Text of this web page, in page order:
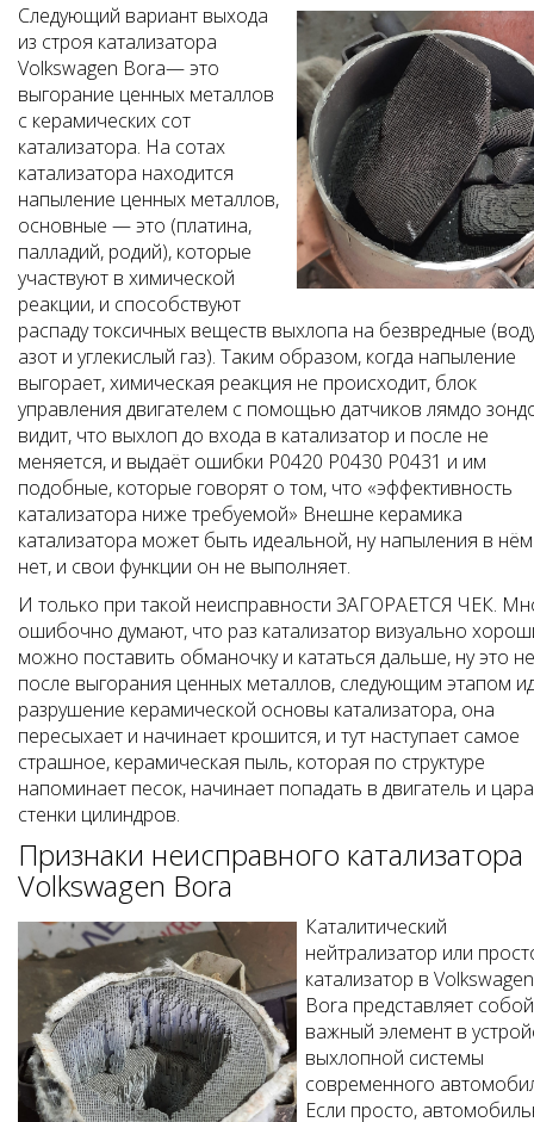
Следующий вариант выхода
из строя катализатора
Volkswagen Bora— это
выгорание ценных металлов
с керамических сот
катализатора. На сотах
катализатора находится
напыление ценных металлов,
основные — это (платина,
палладий, родий), которые
участвуют в химической
реакции, и способствуют
распаду токсичных веществ выхлопа на безвредные
азот и углекислый газ). Таким образом, когда напыление
выгорает, химическая реакция не происходит, блок
управления двигателем с помощью датчиков лямдо
видит, что выхлоп до входа в катализатор и после не
меняется, и выдаёт ошибки P0420 P0430 P0431 и им
подобные, которые говорят о том, что «эффективность
катализатора ниже требуемой» Внешне керамика
катализатора может быть идеальной, ну напыления в
нет, и свои функции он не выполняет.
И только при такой неисправности ЗАГОРАЕТСЯ ЧЕК.
ошибочно думают, что раз катализатор визуально
можно поставить обманочку и кататься дальше, ну это
после выгорания ценных металлов, следующим этапом
разрушение керамической основы катализатора, она
пересыхает и начинает крошится, и тут наступает самое
страшное, керамическая пыль, которая по структуре
напоминает песок, начинает попадать в двигатель и
стенки цилиндров.
Признаки неисправного катализатора
Volkswagen Bora
Каталитический
нейтрализатор или
катализатор в Volkswagen
Bora представляет собой
важный элемент в
выхлопной системы
современного
Если просто,